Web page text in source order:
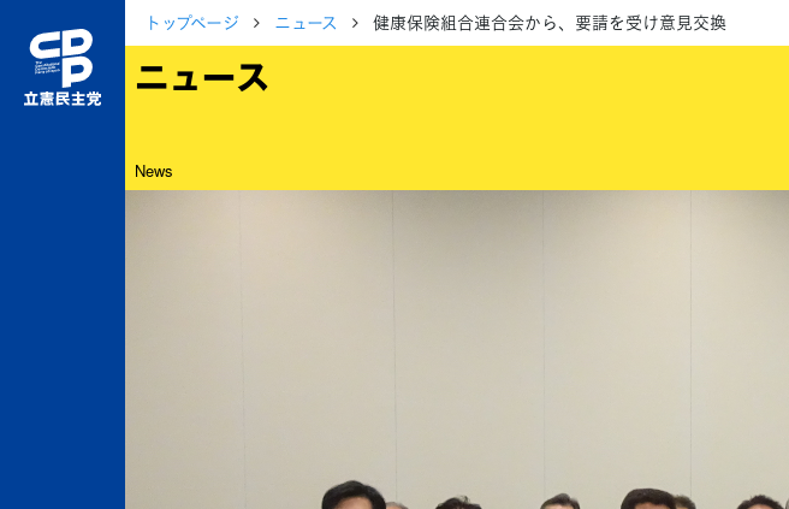
トップページ ニュース 健康保険組合連合会から、要請を受け意見交換
ニュース
News